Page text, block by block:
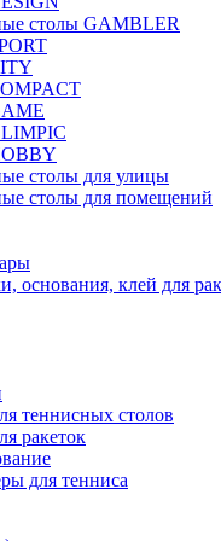
столы GAMBLER
столы для улицы
столы для помещений
основания, клей для
теннисных столов
ракеток
для тенниса